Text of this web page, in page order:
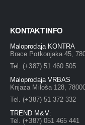
KONTAKT INFO
Maloprodaja KONTRA
Brace Potkonjaka 45,
Tel. (+387) 51 460 505
Maloprodaja VRBAS
Knjaza Miloša 128,
Tel. (+387) 51 372 332
TREND M&V:
Tel. (+387) 051 465 441